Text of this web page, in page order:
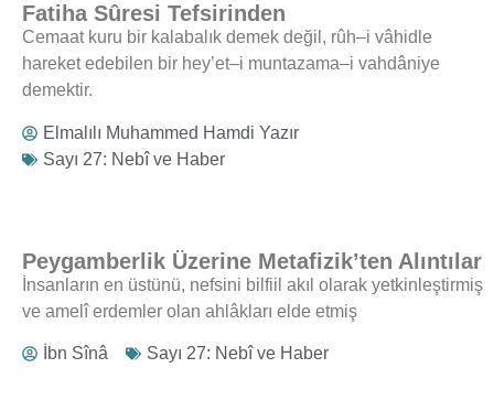
Fatiha Sûresi Tefsirinden
Cemaat kuru bir kalabalık demek değil, rûh–i vâhidle
hareket edebilen bir hey’et–i muntazama–i vahdâniye
demektir.
Elmalılı Muhammed Hamdi Yazır
Sayı 27: Nebî ve Haber
Peygamberlik Üzerine Metafizik’ten Alıntılar
İnsanların en üstünü, nefsini bilfiil akıl olarak yetkinleştirmiş
ve amelî erdemler olan ahlâkları elde etmiş
İbn Sînâ Sayı 27: Nebî ve Haber